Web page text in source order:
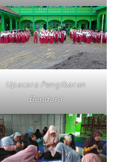
Upacara Pengibaran
Bendara